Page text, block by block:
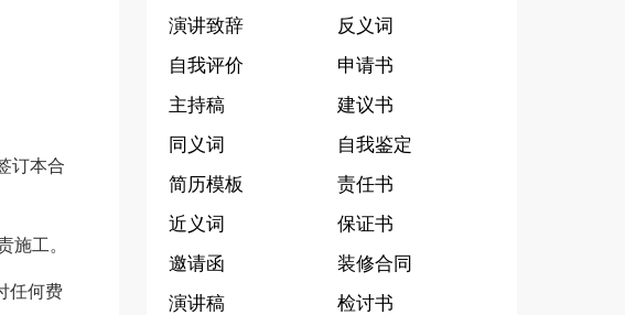
订本合
施工。
任何费
演讲致辞
反义词
自我评价
申请书
主持稿
建议书
同义词
自我鉴定
简历模板
责任书
近义词
保证书
邀请函
装修合同
演讲稿
检讨书